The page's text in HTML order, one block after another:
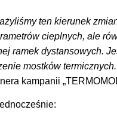
ten kierunek
cieplnych, ale
ramek dystansowych.
mostków
kampanii